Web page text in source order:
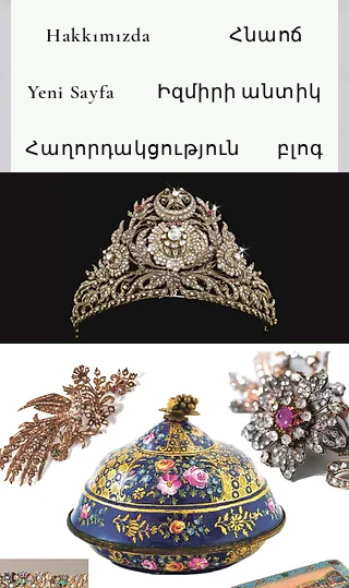
Hakkımızda Հնաոճ
Yeni Sayfa Իզմիրի անտիկ
Հաղորդակցություն բլոգ